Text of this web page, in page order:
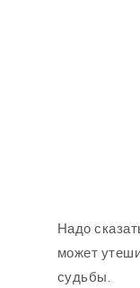
Надо
может
судьбы.